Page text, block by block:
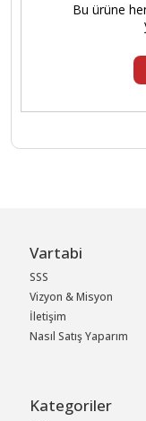
Bu ürüne
Vartabi
SSS
Vizyon & Misyon
İletişim
Nasıl Satış Yaparım
Kategoriler